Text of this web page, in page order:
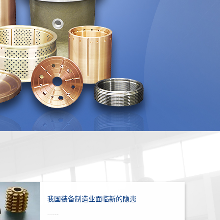
我国装备制造业面临新的隐患
......